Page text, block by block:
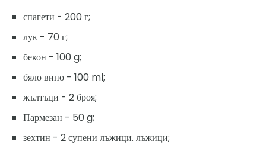
спагети - 200 г;
лук - 70 г;
бекон - 100 g;
бяло вино - 100 ml;
жълтъци - 2 броя;
Пармезан - 50 g;
зехтин - 2 супени лъжици. лъжици;